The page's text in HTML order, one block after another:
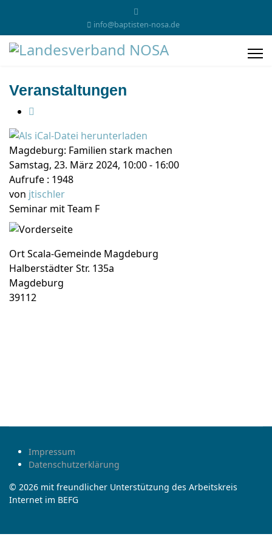
info@baptisten-nosa.de
Veranstaltungen
Magdeburg: Familien stark machen
Samstag, 23. März 2024, 10:00 - 16:00
Aufrufe : 1948
von jtischler
Seminar mit Team F
OrtScala-Gemeinde Magdeburg
Halberstädter Str. 135a
Magdeburg
39112
Impressum
Datenschutzerklärung
© 2026 mit freundlicher Unterstützung des Arbeitskreis
Internet im BEFG